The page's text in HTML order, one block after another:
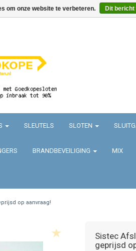
SLEUTELS SLOTEN
BRANDBEVEILIGING MIX
op aanvraag!
Sistec
geprijsd
om onze website te verbeteren. Dit